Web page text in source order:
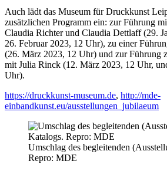
Auch lädt das Museum für Druckkunst
zusätzlichen Programm ein: zur Führung
Claudia Richter und Claudia Dettlaff (29.
26. Februar 2023, 12 Uhr), zu einer
(26. März 2023, 12 Uhr) und zur Führung
mit Julia Rinck (12. März 2023, 12 Uhr,
Uhr).
https://druckkunst-museum.de, http://mde-
einbandkunst.eu/ausstellungen_jubilaeum
Umschlag des begleitenden
Repro: MDE